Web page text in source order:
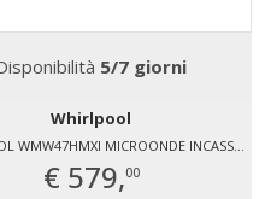
5/7 giorni
Whirlpool
WHIRLPOOL WMW47HMXI MICROONDE INCASSO 900 W
€ 579,00